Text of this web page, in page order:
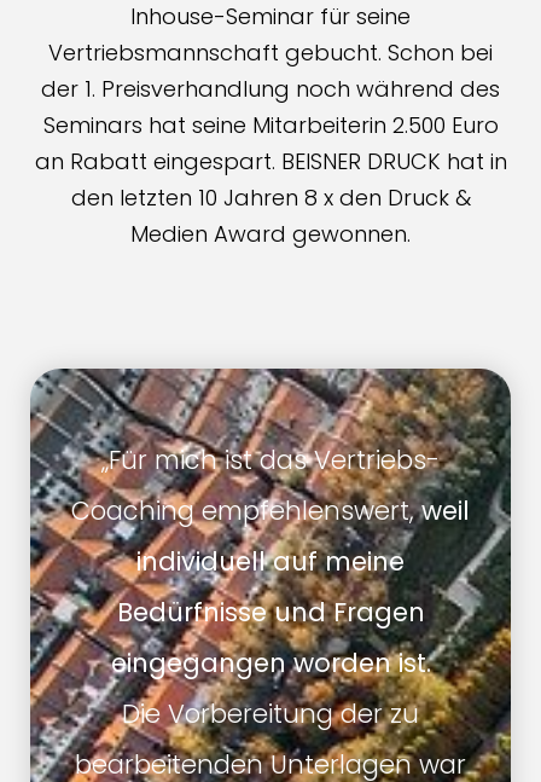
Inhouse-Seminar für seine
Vertriebsmannschaft gebucht. Schon bei
der 1. Preisverhandlung noch während des
Seminars hat seine Mitarbeiterin 2.500 Euro
an Rabatt eingespart. BEISNER DRUCK hat in
den letzten 10 Jahren 8 x den Druck &
Medien Award gewonnen.
„Für mich ist das Vertriebs-
Coaching empfehlenswert,weil
individuell auf meine
Bedürfnisse und Fragen
eingegangen worden ist.
Die Vorbereitung der zu
bearbeitenden Unterlagen war